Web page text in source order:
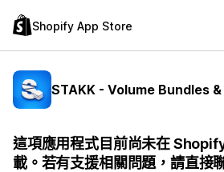
Shopify App Store
STAKK - Volume Bundles
這項應用程式目前尚未在
載。若有支援相關問題，請直接